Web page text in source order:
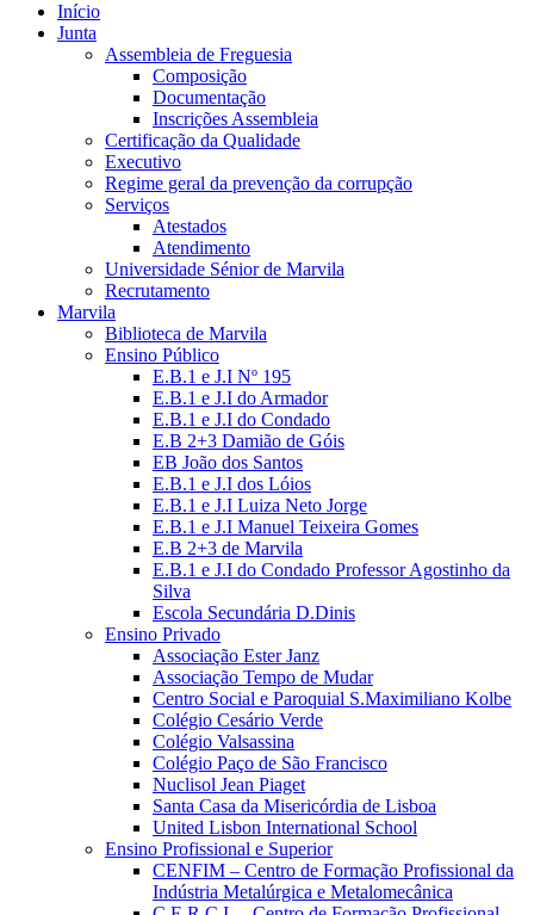
Início
Junta
Assembleia de Freguesia
Composição
Documentação
Inscrições Assembleia
Certificação da Qualidade
Executivo
Regime geral da prevenção da corrupção
Serviços
Atestados
Atendimento
Universidade Sénior de Marvila
Recrutamento
Marvila
Biblioteca de Marvila
Ensino Público
E.B.1 e J.I Nº 195
E.B.1 e J.I do Armador
E.B.1 e J.I do Condado
E.B 2+3 Damião de Góis
EB João dos Santos
E.B.1 e J.I dos Lóios
E.B.1 e J.I Luiza Neto Jorge
E.B.1 e J.I Manuel Teixeira Gomes
E.B 2+3 de Marvila
E.B.1 e J.I do Condado Professor Agostinho da
Silva
Escola Secundária D.Dinis
Ensino Privado
Associação Ester Janz
Associação Tempo de Mudar
Centro Social e Paroquial S.Maximiliano Kolbe
Colégio Cesário Verde
Colégio Valsassina
Colégio Paço de São Francisco
Nuclisol Jean Piaget
Santa Casa da Misericórdia de Lisboa
United Lisbon International School
Ensino Profissional e Superior
CENFIM – Centro de Formação Profissional da
Indústria Metalúrgica e Metalomecânica